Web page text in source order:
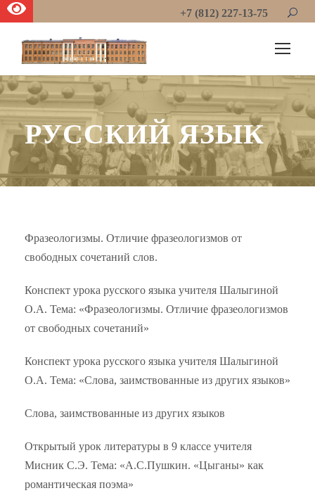
+7 (812) 227-13-75
РУССКИЙ ЯЗЫК
Фразеологизмы. Отличие фразеологизмов от
свободных сочетаний слов.
Конспект урока русского языка учителя Шалыгиной
О.А. Тема: «Фразеологизмы. Отличие фразеологизмов
от свободных сочетаний»
Конспект урока русского языка учителя Шалыгиной
О.А. Тема: «Слова, заимствованные из других языков»
Слова, заимствованные из других языков
Открытый урок литературы в 9 классе учителя
Мисник С.Э. Тема: «А.С.Пушкин. «Цыганы» как
романтическая поэма»